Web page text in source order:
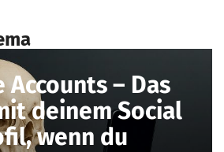
Accounts – Das
deinem Social
wenn du